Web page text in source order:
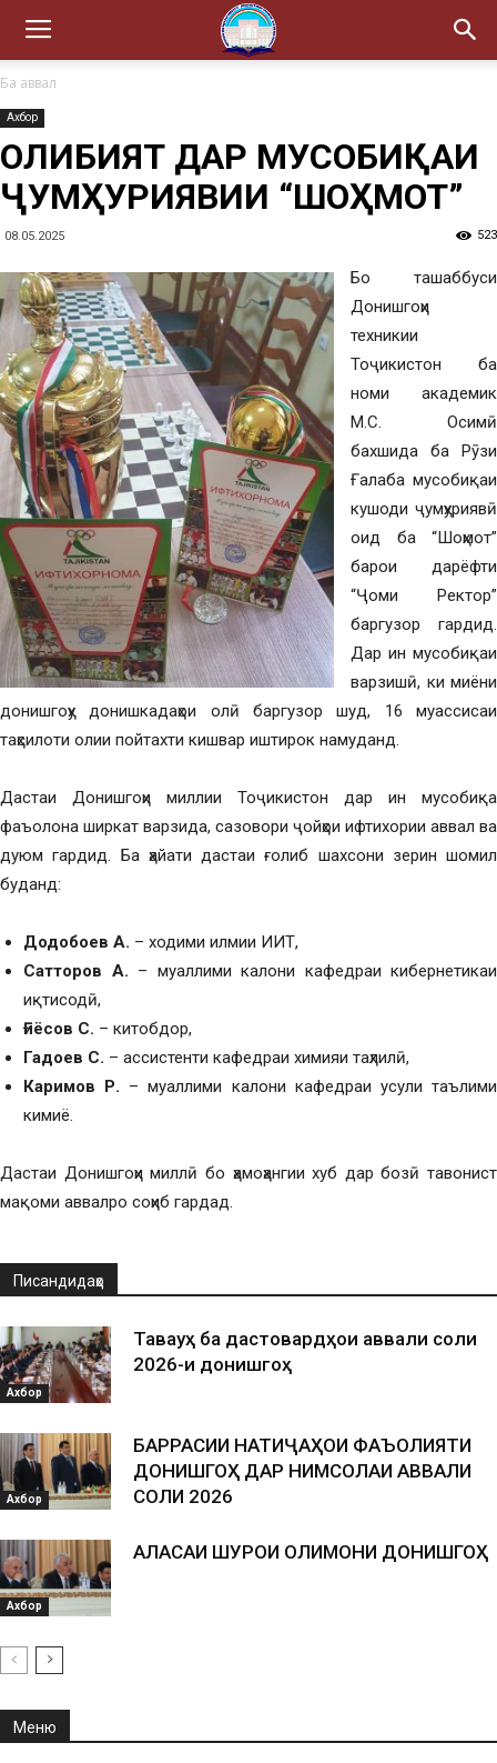
Ба аввал
Ахбор
ҒОЛИБИЯТ ДАР МУСОБИҚАИ
ҶУМҲУРИЯВИИ “ШОҲМОТ”
08.05.2025 523
Бо ташаббуси
Донишгоҳи
техникии
Тоҷикистон ба
номи академик
М.С. Осимӣ
бахшида ба Рӯзи
Ғалаба мусобиқаи
кушоди ҷумҳуриявӣ
оид ба “Шоҳмот”
барои дарёфти
“Ҷоми Ректор”
баргузор гардид.
Дар ин мусобиқаи
варзишӣ, ки миёни
донишгоҳу донишкадаҳои олӣ баргузор шуд, 16 муассисаи
таҳсилоти олии пойтахти кишвар иштирок намуданд.
Дастаи Донишгоҳи миллии Тоҷикистон дар ин мусобиқа
фаъолона ширкат варзида, сазовори ҷойҳои ифтихории аввал ва
дуюм гардид. Ба ҳайати дастаи ғолиб шахсони зерин шомил
буданд:
Додобоев А. – ходими илмии ИИТ,
Сатторов А. – муаллими калони кафедраи кибернетикаи
иқтисодӣ,
Ғиёсов С. – китобдор,
Гадоев С. – ассистенти кафедраи химияи таҳлилӣ,
Каримов Р. – муаллими калони кафедраи усули таълими
кимиё.
Дастаи Донишгоҳи миллӣ бо ҳамоҳангии хуб дар бозӣ тавонист
мақоми аввалро соҳиб гардад.
Писандидаҳо
Ахбор
Таваҷҷуҳ ба дастовардҳои аввали соли
2026-и донишгоҳ
Ахбор
БАРРАСИИ НАТИҶАҲОИ ФАЪОЛИЯТИ
ДОНИШГОҲ ДАР НИМСОЛАИ АВВАЛИ
СОЛИ 2026
Ахбор
АЛАСАИ ШУРОИ ОЛИМОНИ ДОНИШГОҲ
Меню